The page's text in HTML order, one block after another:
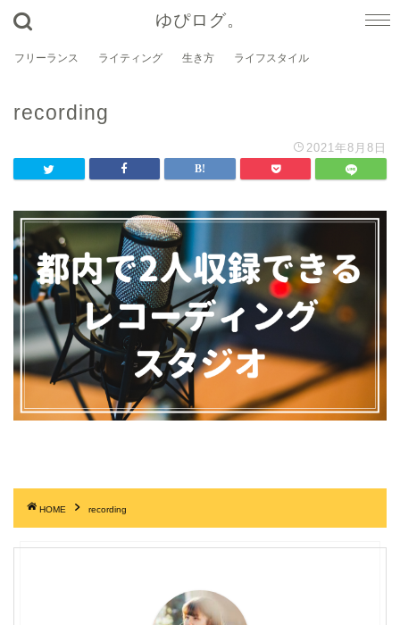
ゆぴログ。
フリーランス ライティング 生き方 ライフスタイル
recording
2021年8月8日
HOME recording